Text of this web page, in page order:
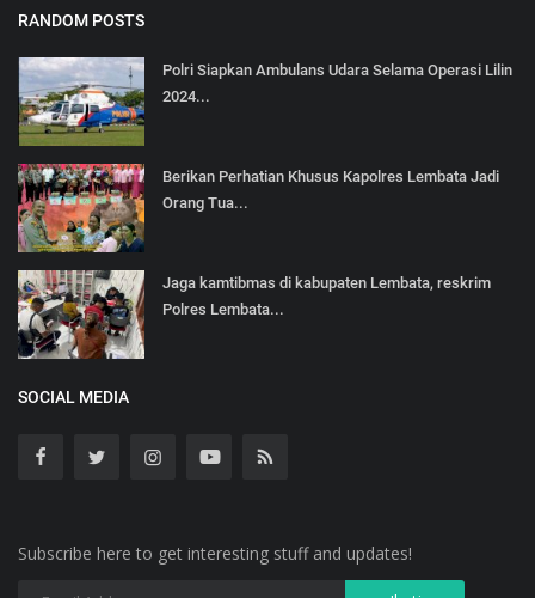
RANDOM POSTS
Polri Siapkan Ambulans Udara Selama Operasi Lilin
2024...
Berikan Perhatian Khusus Kapolres Lembata Jadi
Orang Tua...
Jaga kamtibmas di kabupaten Lembata, reskrim
Polres Lembata...
SOCIAL MEDIA
Subscribe here to get interesting stuff and updates!